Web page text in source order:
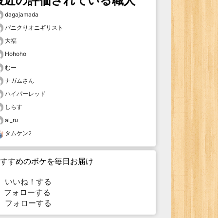
dagajamada
パニクりオニギリスト
大福
Hohoho
むー
ナガムさん
ハイパーレッド
しらす
ai_ru
タムケン2
すめのボケを毎日お届け
いいね！する
ォローする
フォローする